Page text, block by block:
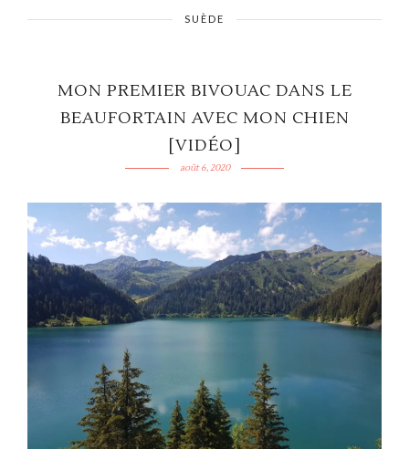
SUÈDE
MON PREMIER BIVOUAC DANS LE
BEAUFORTAIN AVEC MON CHIEN
[VIDÉO]
août 6, 2020